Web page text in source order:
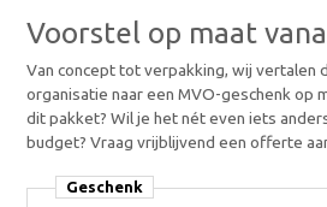
Voorstel op maat
Van concept tot verpakking, wij vertalen
organisatie naar een MVO-geschenk op
dit pakket? Wil je het nét even iets
budget? Vraag vrijblijvend een offerte
Geschenk